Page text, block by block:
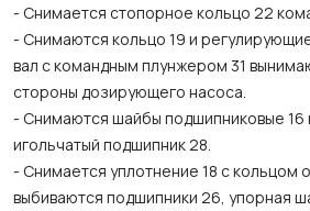
- Снимается стопорное кольцо 22
- Снимаются кольцо 19 и
вал с командным плунжером 31
стороны дозирующего насоса.
- Снимаются шайбы подшипниковые 16
игольчатый подшипник 28.
- Снимается уплотнение 18 с кольцом
выбиваются подшипники 26, упорная